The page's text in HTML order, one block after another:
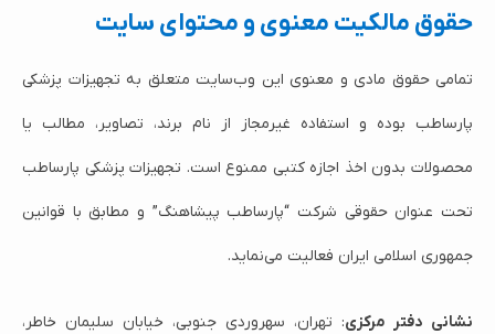
حقوق مالکیت معنوی و محتوای سایت
تمامی حقوق مادی و معنوی این وب‌سایت متعلق به تجهیزات پزشکی
پارساطب بوده و استفاده غیرمجاز از نام برند، تصاویر، مطالب یا
محصولات بدون اخذ اجازه کتبی ممنوع است. تجهیزات پزشکی پارساطب
تحت عنوان حقوقی شرکت “پارساطب پیشاهنگ” و مطابق با قوانین
جمهوری اسلامی ایران فعالیت می‌نماید.
نشانی دفتر مرکزی: تهران، سهروردی جنوبی، خیابان سلیمان خاطر،